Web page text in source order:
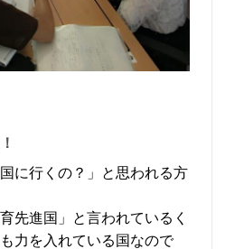
に行くの？」と思われる方
先進国」と言われているく
力を入れている国なので